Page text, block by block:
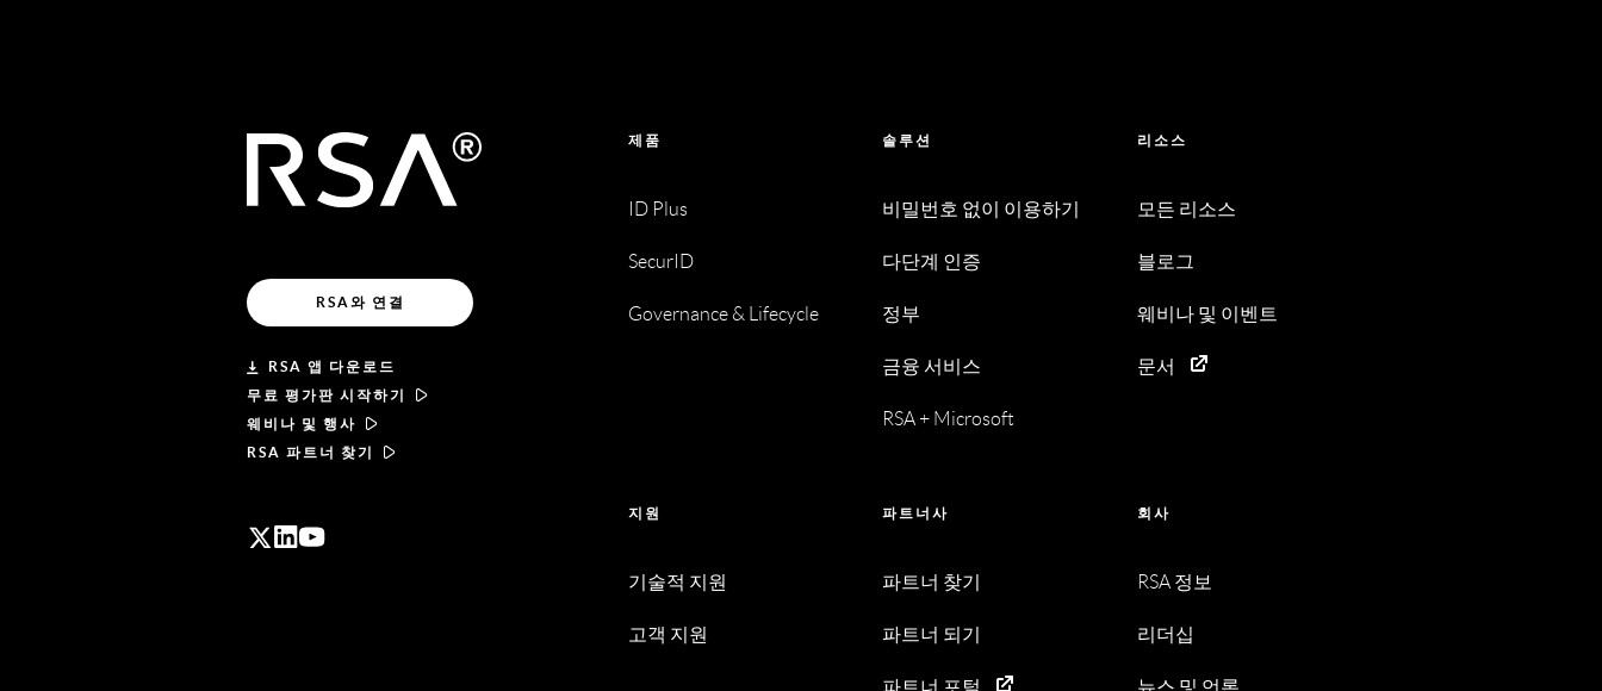
RSA와 연결
RSA 앱 다운로드
무료 평가판 시작하기
웨비나 및 행사
RSA 파트너 찾기
제품
ID Plus
SecurID
Governance & Lifecycle
솔루션
비밀번호 없이 이용하기
다단계 인증
정부
금융 서비스
RSA + Microsoft
리소스
모든 리소스
블로그
웨비나 및 이벤트
문서
지원
기술적 지원
고객 지원
파트너사
파트너 찾기
파트너 되기
회사
RSA 정보
리더십